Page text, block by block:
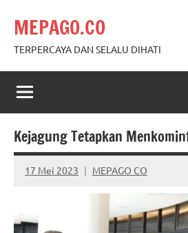
content
MEPAGO.CO
TERPERCAYA DAN SELALU DIHATI
Kejagung Tetapkan
17 Mei 2023 MEPAGO CO
No